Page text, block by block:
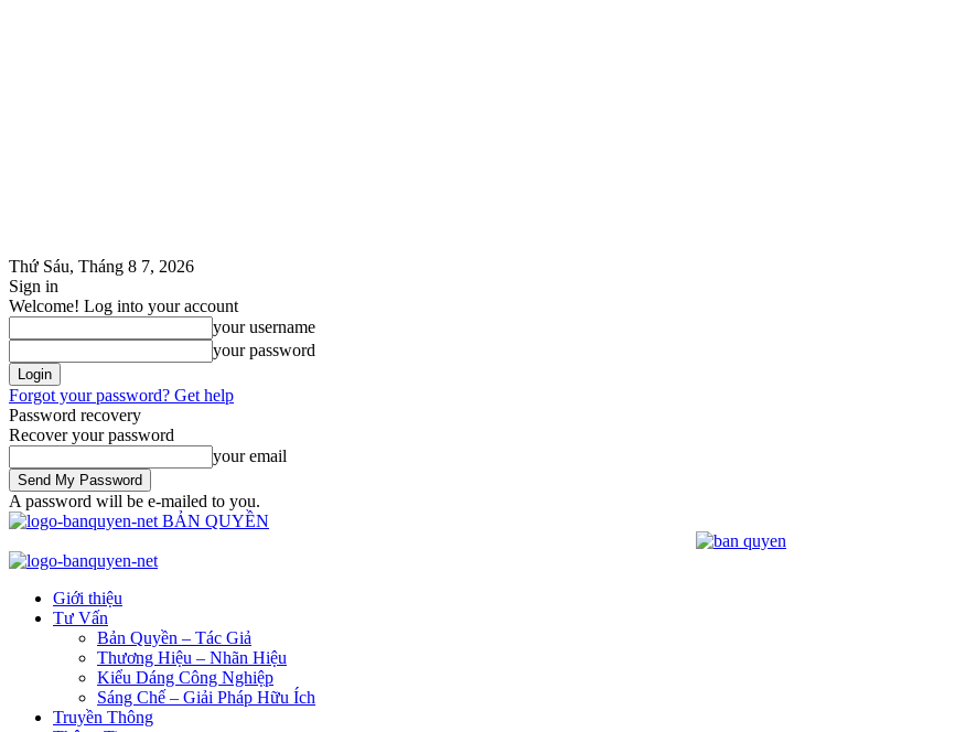
Thứ Sáu, Tháng 8 7, 2026
Sign in
Welcome! Log into your account
your username
your password
Forgot your password? Get help
Password recovery
Recover your password
your email
A password will be e-mailed to you.
BẢN QUYỀN
Giới thiệu
Tư Vấn
Bản Quyền – Tác Giả
Thương Hiệu – Nhãn Hiệu
Kiểu Dáng Công Nghiệp
Sáng Chế – Giải Pháp Hữu Ích
Truyền Thông